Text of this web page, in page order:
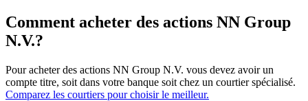
Comment acheter des actions NN Group
N.V.?
Pour acheter des actions NN Group N.V. vous devez avoir un
compte titre, soit dans votre banque soit chez un courtier spécialisé.
Comparez les courtiers pour choisir le meilleur.